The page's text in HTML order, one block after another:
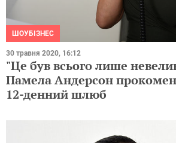
ШОУБІЗНЕС
30 травня 2020, 16:12
"Це був всього лише
Памела Андерсон
12-денний шлюб